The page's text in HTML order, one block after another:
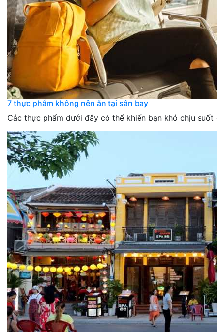
7 thực phẩm không nên ăn tại sân bay
Các thực phẩm dưới đây có thể khiến bạn khó chịu suốt